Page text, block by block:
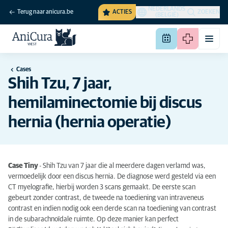
Terug naar anicura.be ACTIES
NEDERLANDS
(BELGIË)
ZOEKEN
Cases
Shih Tzu, 7 jaar,
hemilaminectomie bij discus
hernia (hernia operatie)
Case Tiny - Shih Tzu van 7 jaar die al meerdere dagen verlamd was,
vermoedelijk door een discus hernia. De diagnose werd gesteld via een
CT myelografie, hierbij worden 3 scans gemaakt. De eerste scan
gebeurt zonder contrast, de tweede na toediening van intraveneus
contrast en indien nodig ook een derde scan na toediening van contrast
in de subarachnoïdale ruimte. Op deze manier kan perfect